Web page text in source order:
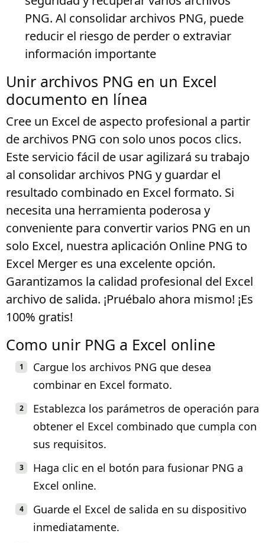
PNG. Al consolidar archivos PNG, puede
reducir el riesgo de perder o extraviar
información importante
Unir archivos PNG en un Excel
documento en línea
Cree un Excel de aspecto profesional a partir
de archivos PNG con solo unos pocos clics.
Este servicio fácil de usar agilizará su trabajo
al consolidar archivos PNG y guardar el
resultado combinado en Excel formato. Si
necesita una herramienta poderosa y
conveniente para convertir varios PNG en un
solo Excel, nuestra aplicación Online PNG to
Excel Merger es una excelente opción.
Garantizamos la calidad profesional del Excel
archivo de salida. ¡Pruébalo ahora mismo! ¡Es
100% gratis!
Como unir PNG a Excel online
Cargue los archivos PNG que desea
combinar en Excel formato.
Establezca los parámetros de operación para
obtener el Excel combinado que cumpla con
sus requisitos.
Haga clic en el botón para fusionar PNG a
Excel online.
Guarde el Excel de salida en su dispositivo
inmediatamente.